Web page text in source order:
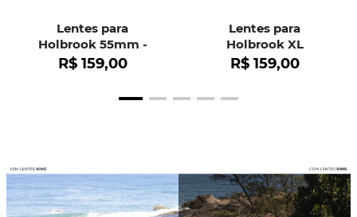
Lentes para
Holbrook 55mm -
OO9102
R$ 159,00
Lentes para
Holbrook XL
R$ 159,00